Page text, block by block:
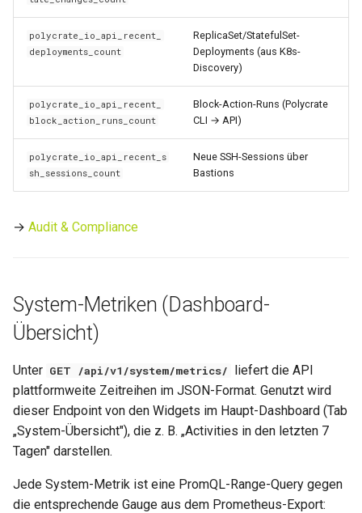
polycrate_io_api_recent_
deployments_count
ReplicaSet/StatefulSet-
Deployments (aus K8s-
Discovery)
polycrate_io_api_recent_
block_action_runs_count
Block-Action-Runs (Polycrate
CLI → API)
polycrate_io_api_recent_s
sh_sessions_count
Neue SSH-Sessions über
Bastions
→ Audit & Compliance
System-Metriken (Dashboard-
Übersicht)
Unter GET /api/v1/system/metrics/ liefert die API
plattformweite Zeitreihen im JSON-Format. Genutzt wird
dieser Endpoint von den Widgets im Haupt-Dashboard (Tab
„System-Übersicht"), die z. B. „Activities in den letzten 7
Tagen" darstellen.
Jede System-Metrik ist eine PromQL-Range-Query gegen
die entsprechende Gauge aus dem Prometheus-Export: